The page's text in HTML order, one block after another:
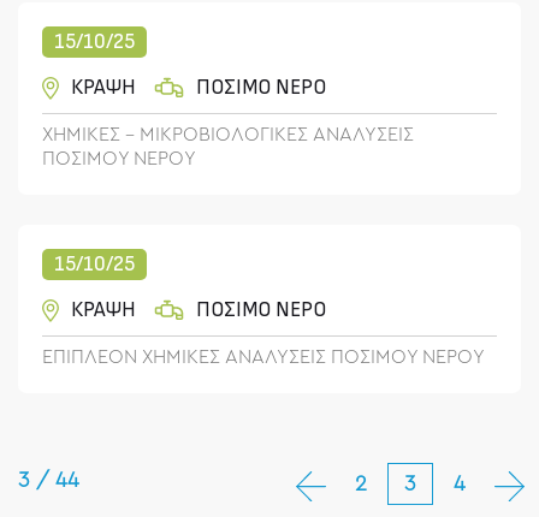
15/10/25
ΚΡΑΨΗ
ΠΟΣΙΜΟ ΝΕΡΟ
ΧΗΜΙΚΕΣ - ΜΙΚΡΟΒΙΟΛΟΓΙΚΕΣ ΑΝΑΛΥΣΕΙΣ
ΠΟΣΙΜΟΥ ΝΕΡΟΥ
15/10/25
ΚΡΑΨΗ
ΠΟΣΙΜΟ ΝΕΡΟ
ΕΠΙΠΛΕΟΝ ΧΗΜΙΚΕΣ ΑΝΑΛΥΣΕΙΣ ΠΟΣΙΜΟΥ ΝΕΡΟΥ
3 / 44 2 3 4